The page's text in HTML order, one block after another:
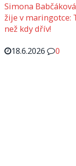
Simona
žije v maringotce:
než kdy dřív!
18.6.2026
0